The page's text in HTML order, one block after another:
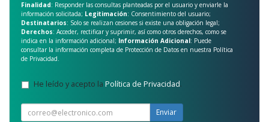
Finalidad: Responder las consultas planteadas por el usuario y enviarle la
información solicitada; Legitimación: Consentimiento del usuario;
Destinatarios: Solo se realizan cesiones si existe una obligación legal;
Derechos: Acceder, rectificar y suprimir, así como otros derechos, como se
indica en la información adicional; Información Adicional: Puede
consultar la información completa de Protección de Datos en nuestra Política
de Privacidad.
He leído y acepto la Política de Privacidad.
Enviar